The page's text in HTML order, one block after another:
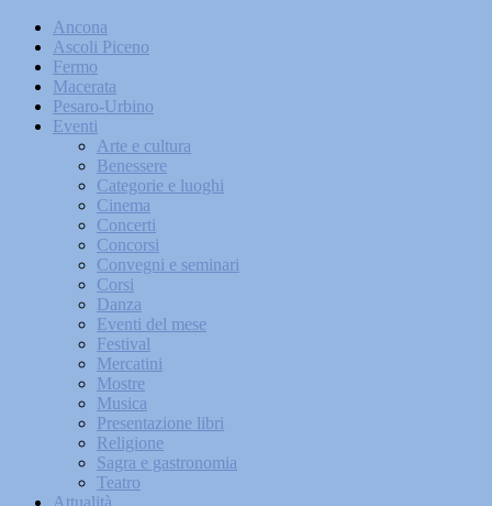
Ancona
Ascoli Piceno
Fermo
Macerata
Pesaro-Urbino
Eventi
Arte e cultura
Benessere
Categorie e luoghi
Cinema
Concerti
Concorsi
Convegni e seminari
Corsi
Danza
Eventi del mese
Festival
Mercatini
Mostre
Musica
Presentazione libri
Religione
Sagra e gastronomia
Teatro
Attualità